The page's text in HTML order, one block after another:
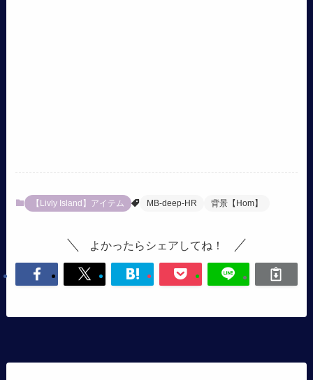
【Livly Island】アイテム MB-deep-HR 背景【Hom】
よかったらシェアしてね！